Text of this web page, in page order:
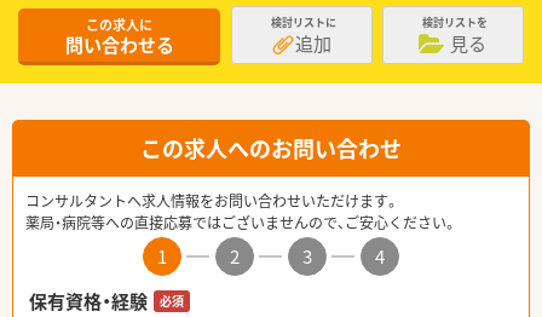
この求人に
問い合わせる
検討リストに
追加
検討リストを
見る
この求人へのお問い合わせ
コンサルタントへ求人情報をお問い合わせいただけます。
薬局・病院等への直接応募ではございませんので、ご安心ください。
1 2 3
4
保有資格・経験
必須